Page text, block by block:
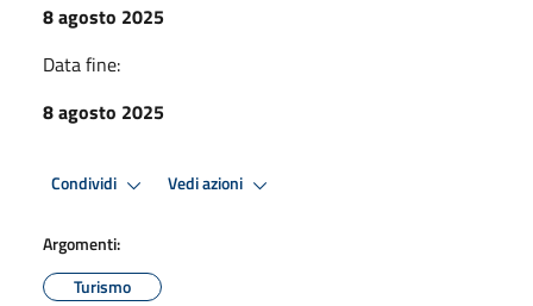
8 agosto 2025
Data fine:
8 agosto 2025
Condividi Vedi azioni
Argomenti:
Turismo